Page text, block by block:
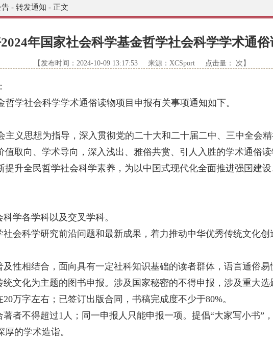
告 - 转发通知 - 正文
年国家社会科学基金哲学社会科学学术通
【发布时间：2024-10-09 13:17:53 来源：XCSport 点击量： 次】
哲学社会科学学术通俗读物项目申报有关事项通知如下。
主义思想为指导，深入贯彻党的二十大和二十届二中、三中全会
值取向、学术导向，深入浅出、雅俗共赏、引人入胜的学术通俗
提升全民哲学社会科学素养，为以中国式现代化全面推进强国建
学各学科以及交叉学科。
会科学研究前沿问题和最新成果，着力推动中华优秀传统文化
性相结合，面向具有一定社科知识基础的读者群体，语言通俗易
文化为主题的图书申报。涉及国家秘密的不得申报，涉及重大选
万字左右；已签订出版合同，书稿完成度不少于80%。
者不得超过1人；同一申报人只能申报一项。提倡“大家写小书”
厚的学术造诣。